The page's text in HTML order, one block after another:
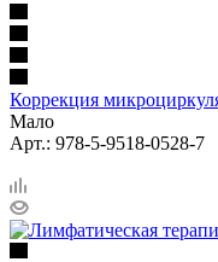
Коррекция
Мало
Арт.: 978-5-9518-0528-7